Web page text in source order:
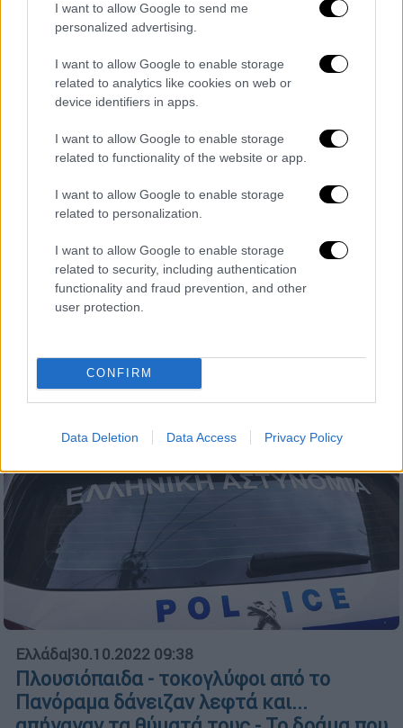
I want to allow Google to send me
personalized advertising.
I want to allow Google to enable storage
related to analytics like cookies on web or
device identifiers in apps.
I want to allow Google to enable storage
related to functionality of the website or app.
I want to allow Google to enable storage
related to personalization.
I want to allow Google to enable storage
related to security, including authentication
functionality and fraud prevention, and other
user protection.
CONFIRM
Data Deletion Data Access Privacy Policy
Θεσσαλονίκη: Εξαφανίστηκαν δύο
ανήλικα κορίτσια από δομή φιλοξενίας
στο Πανόραμα - Εκδόθηκαν Missing Alert
«Το Χαμόγελο του Παιδιού» ενημερώθηκε
και προχώρησε στη δημοσιοποίηση των
Ελλάδα|30.10.2022 09:38
Πλουσιόπαιδα - τοκογλύφοι από το
Πανόραμα δάνειζαν λεφτά και...